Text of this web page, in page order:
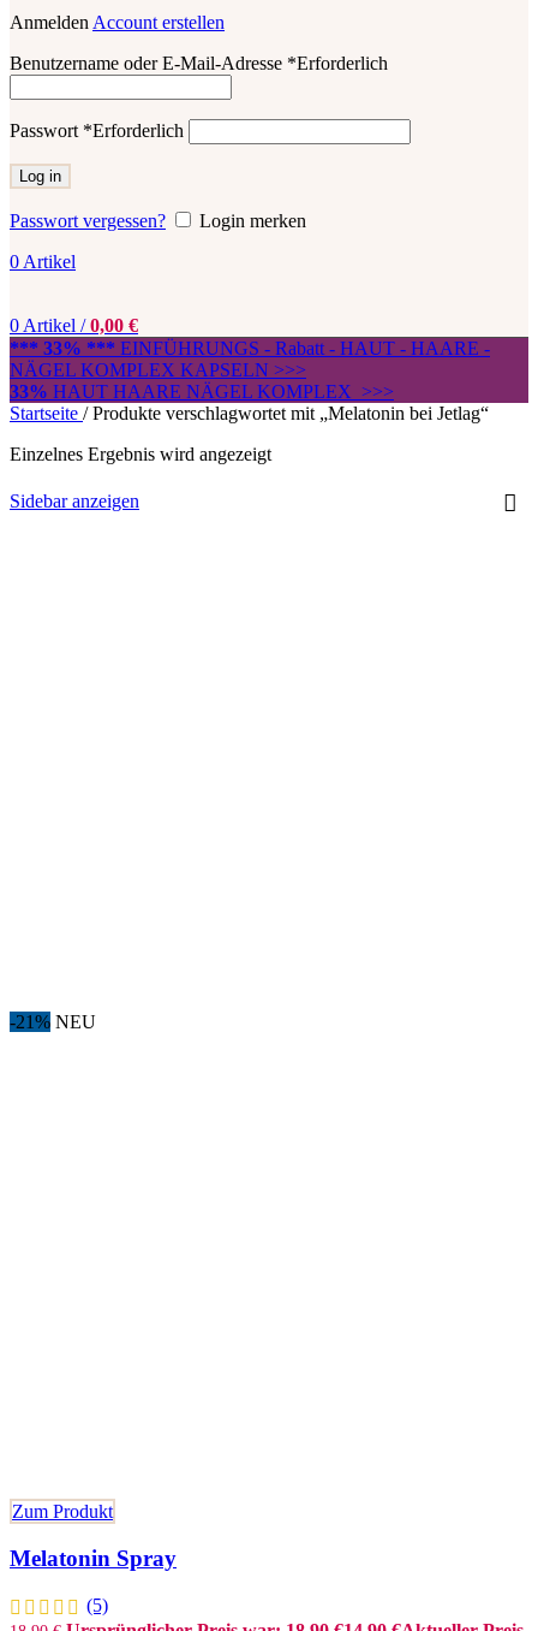
Anmelden Account erstellen
Benutzername oder E-Mail-Adresse *Erforderlich
Passwort *Erforderlich
Log in
Passwort vergessen?
Login merken
0 Artikel
0 Artikel / 0,00 €
*** 33% *** EINFÜHRUNGS - Rabatt - HAUT - HAARE -
NÄGEL KOMPLEX KAPSELN >>>
33% HAUT HAARE NÄGEL KOMPLEX >>>
Startseite / Produkte verschlagwortet mit „Melatonin bei Jetlag“
Einzelnes Ergebnis wird angezeigt
Sidebar anzeigen
-21% NEU
Zum Produkt
Melatonin Spray
(5)